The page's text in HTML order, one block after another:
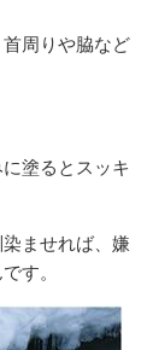
周りや脇など
塗るとスッキ
ませれば、嫌
す。